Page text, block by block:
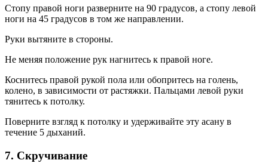
Стопу правой ноги разверните на 90 градусов, а стопу левой
ноги на 45 градусов в том же направлении.
Руки вытяните в стороны.
Не меняя положение рук нагнитесь к правой ноге.
Коснитесь правой рукой пола или обопритесь на голень,
колено, в зависимости от растяжки. Пальцами левой руки
тянитесь к потолку.
Поверните взгляд к потолку и удерживайте эту асану в
течение 5 дыханий.
7. Скручивание